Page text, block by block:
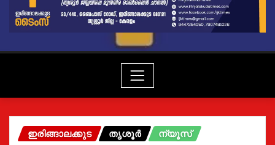
ഇരിങ്ങാലക്കുട തൃശൂർ ന്യൂസ്